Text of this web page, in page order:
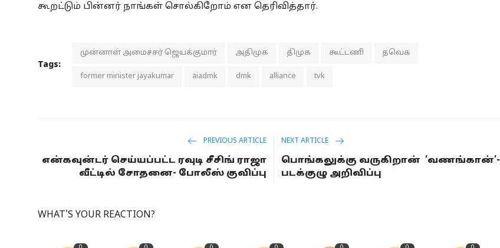
கூறட்டும் பின்னர் நாங்கள் சொல்கிறோம் என தெரிவித்தார்.
Tags:
முன்னாள் அமைச்சர் ஜெயக்குமார் அதிமுக திமுக கூட்டணி தவெக
former minister jayakumar aiadmk dmk alliance tvk
PREVIOUS ARTICLE
என்கவுன்டர் செய்யப்பட்ட ரவுடி சீசிங் ராஜா
வீட்டில் சோதனை- போலீஸ் குவிப்பு
NEXT ARTICLE
பொங்கலுக்கு வருகிறான் ‘வணங்கான்’-
படக்குழு அறிவிப்பு
WHAT'S YOUR REACTION?